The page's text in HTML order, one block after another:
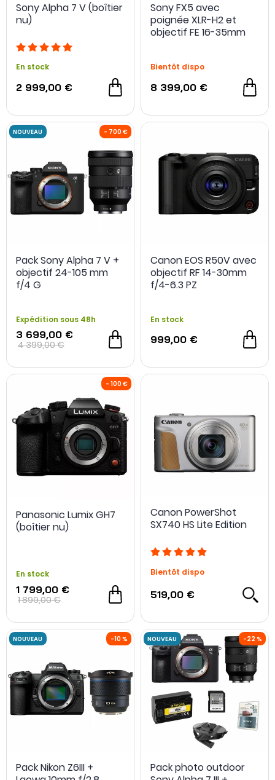
Sony Alpha 7 V (boîtier
nu)
En stock
2 999,00 €
Sony FX5 avec
poignée XLR-H2 et
objectif FE 16-35mm
Bientôt dispo
8 399,00 €
Pack Sony Alpha 7 V +
objectif 24-105 mm
f/4 G
Expédition sous 48h
3 699,00 €
4 399,00 €
Canon EOS R50V avec
objectif RF 14-30mm
f/4-6.3 PZ
En stock
999,00 €
- 100 €
Panasonic Lumix GH7
(boîtier nu)
En stock
1 799,00 €
1 899,00 €
Canon PowerShot
SX740 HS Lite Edition
Bientôt dispo
519,00 €
Pack Nikon Z6III +
Pack photo outdoor